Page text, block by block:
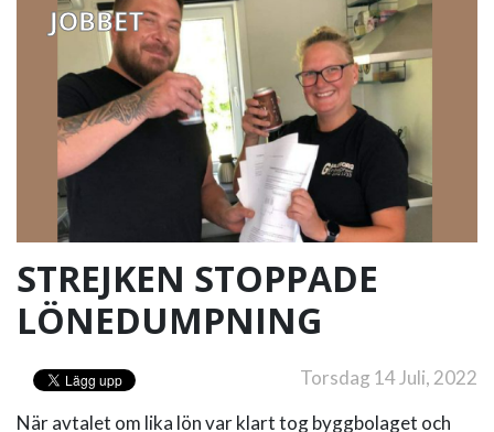
JOBBET
STREJKEN STOPPADE
LÖNEDUMPNING
Torsdag 14 Juli, 2022
När avtalet om lika lön var klart tog byggbolaget och